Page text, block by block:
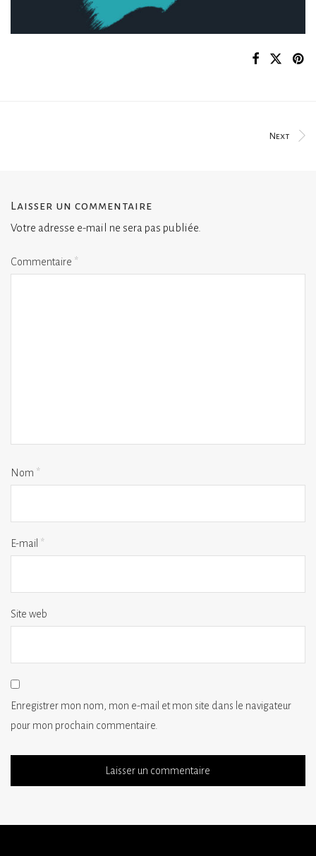
Next
Laisser un commentaire
Votre adresse e-mail ne sera pas publiée.
Commentaire *
Nom *
E-mail *
Site web
Enregistrer mon nom, mon e-mail et mon site dans le navigateur
pour mon prochain commentaire.